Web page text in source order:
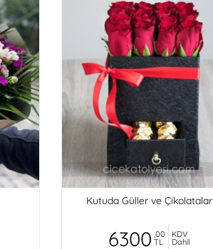
Kutuda Güller ve Çikolatalar
6300 ,00
TL
KDV
Dahil